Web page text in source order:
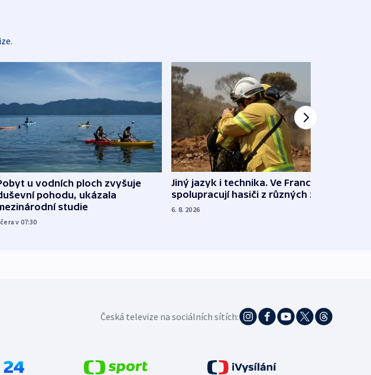
u vodních ploch zvyšuje
pohodu, ukázala
studie
v 07:30
Jiný jazyk i technika. Ve Francii
spolupracují hasiči z různých zemí
6. 8. 2026
Česká televize na sociálních sítích: